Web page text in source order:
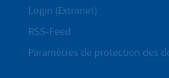
Login (Extranet)
RSS-Feed
Paramètres de protection des